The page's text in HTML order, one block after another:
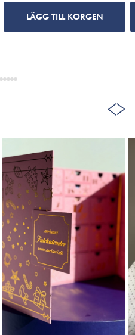
LÄGG TILL KORGEN